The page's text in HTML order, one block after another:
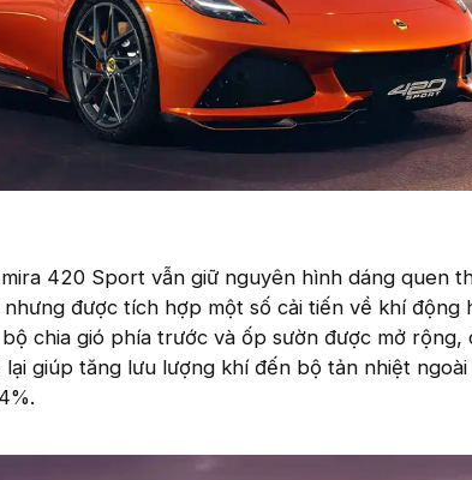
420 Sport vẫn giữ nguyên hình dáng quen
được tích hợp một số cải tiến về khí động
chia gió phía trước và ốp sườn được mở rộng,
giúp tăng lưu lượng khí đến bộ tản nhiệt ngoài